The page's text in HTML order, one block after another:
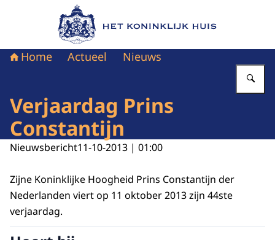
Naar de homepage van Het Koninklijk Huis
Home Actueel Nieuws
Verjaardag Prins
Constantijn
Nieuwsbericht11-10-2013 | 01:00
Zijne Koninklijke Hoogheid Prins Constantijn der
Nederlanden viert op 11 oktober 2013 zijn 44ste
verjaardag.